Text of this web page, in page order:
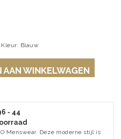
Blauw
AAN WINKELWAGEN
- 44
Menswear. Deze moderne stijl is